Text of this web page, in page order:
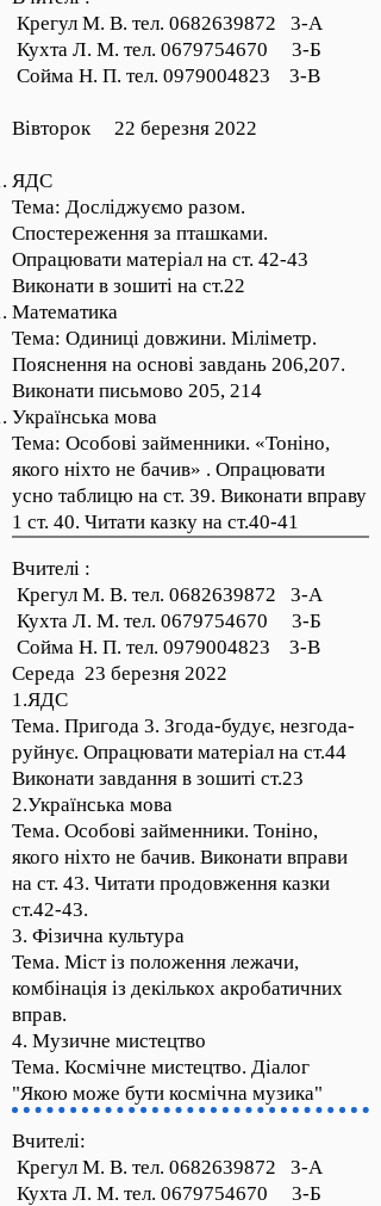
Крегул М. В. тел. 0682639872 3-А
Кухта Л. М. тел. 0679754670 3-Б
Сойма Н. П. тел. 0979004823 3-В
Вівторок 22 березня 2022
ЯДС
Тема: Досліджуємо разом.
Спостереження за пташками.
Опрацювати матеріал на ст. 42-43
Виконати в зошиті на ст.22
Математика
Тема: Одиниці довжини. Міліметр.
Пояснення на основі завдань 206,207.
Виконати письмово 205, 214
Українська мова
Тема: Особові займенники. «Тоніно,
якого ніхто не бачив» . Опрацювати
усно таблицю на ст. 39. Виконати вправу
1 ст. 40. Читати казку на ст.40-41
Вчителі :
Крегул М. В. тел. 0682639872 3-А
Кухта Л. М. тел. 0679754670 3-Б
Сойма Н. П. тел. 0979004823 3-В
Середа 23 березня 2022
1.ЯДС
Тема. Пригода 3. Згода-будує, незгода-
руйнує. Опрацювати матеріал на ст.44
Виконати завдання в зошиті ст.23
2.Українська мова
Тема. Особові займенники. Тоніно,
якого ніхто не бачив. Виконати вправи
на ст. 43. Читати продовження казки
ст.42-43.
3. Фізична культура
Тема. Міст із положення лежачи,
комбінація із декількох акробатичних
вправ.
4. Музичне мистецтво
Тема. Космічне мистецтво. Діалог
"Якою може бути космічна музика"
Вчителі:
Крегул М. В. тел. 0682639872 3-А
Кухта Л. М. тел. 0679754670 3-Б